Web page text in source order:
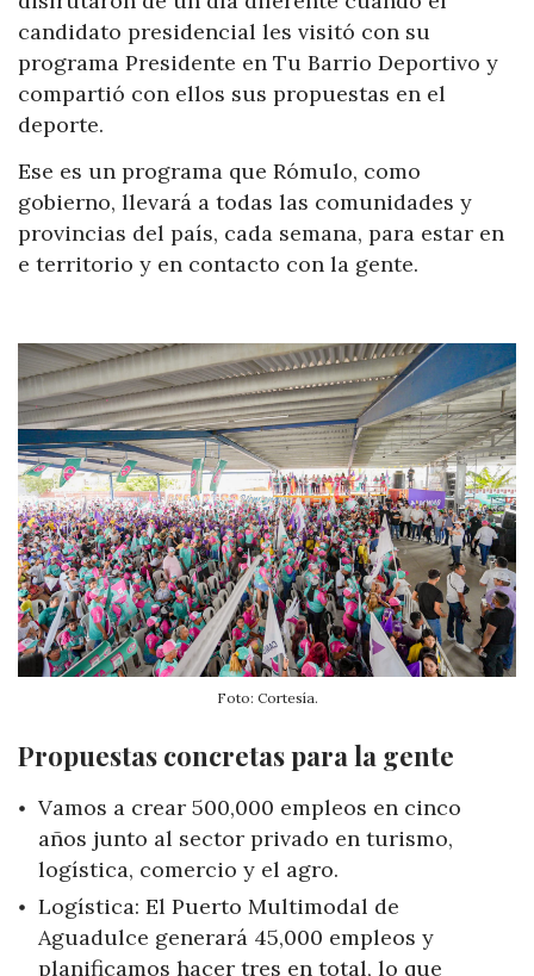
candidato presidencial les visitó con su
programa Presidente en Tu Barrio Deportivo y
compartió con ellos sus propuestas en el
deporte.
Ese es un programa que Rómulo, como
gobierno, llevará a todas las comunidades y
provincias del país, cada semana, para estar en
e territorio y en contacto con la gente.
Foto: Cortesía.
Propuestas concretas para la gente
Vamos a crear 500,000 empleos en cinco
años junto al sector privado en turismo,
logística, comercio y el agro.
Logística: El Puerto Multimodal de
Aguadulce generará 45,000 empleos y
planificamos hacer tres en total, lo que